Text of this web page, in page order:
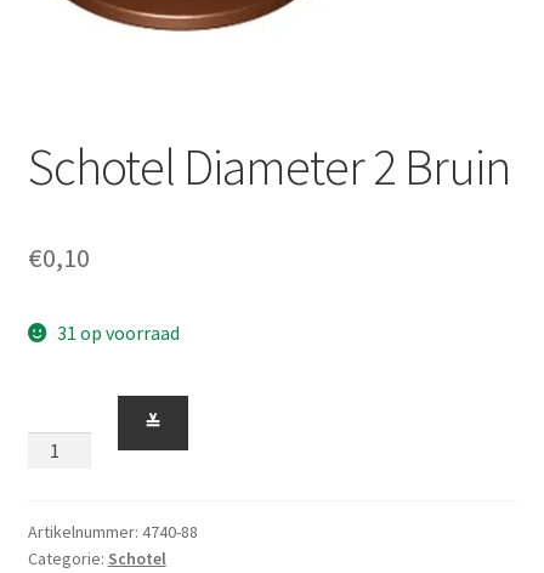
Schotel Diameter 2 Bruin
€0,10
31 op voorraad
Diameter
aantal
≚
Artikelnummer: 4740-88
Categorie:Schotel